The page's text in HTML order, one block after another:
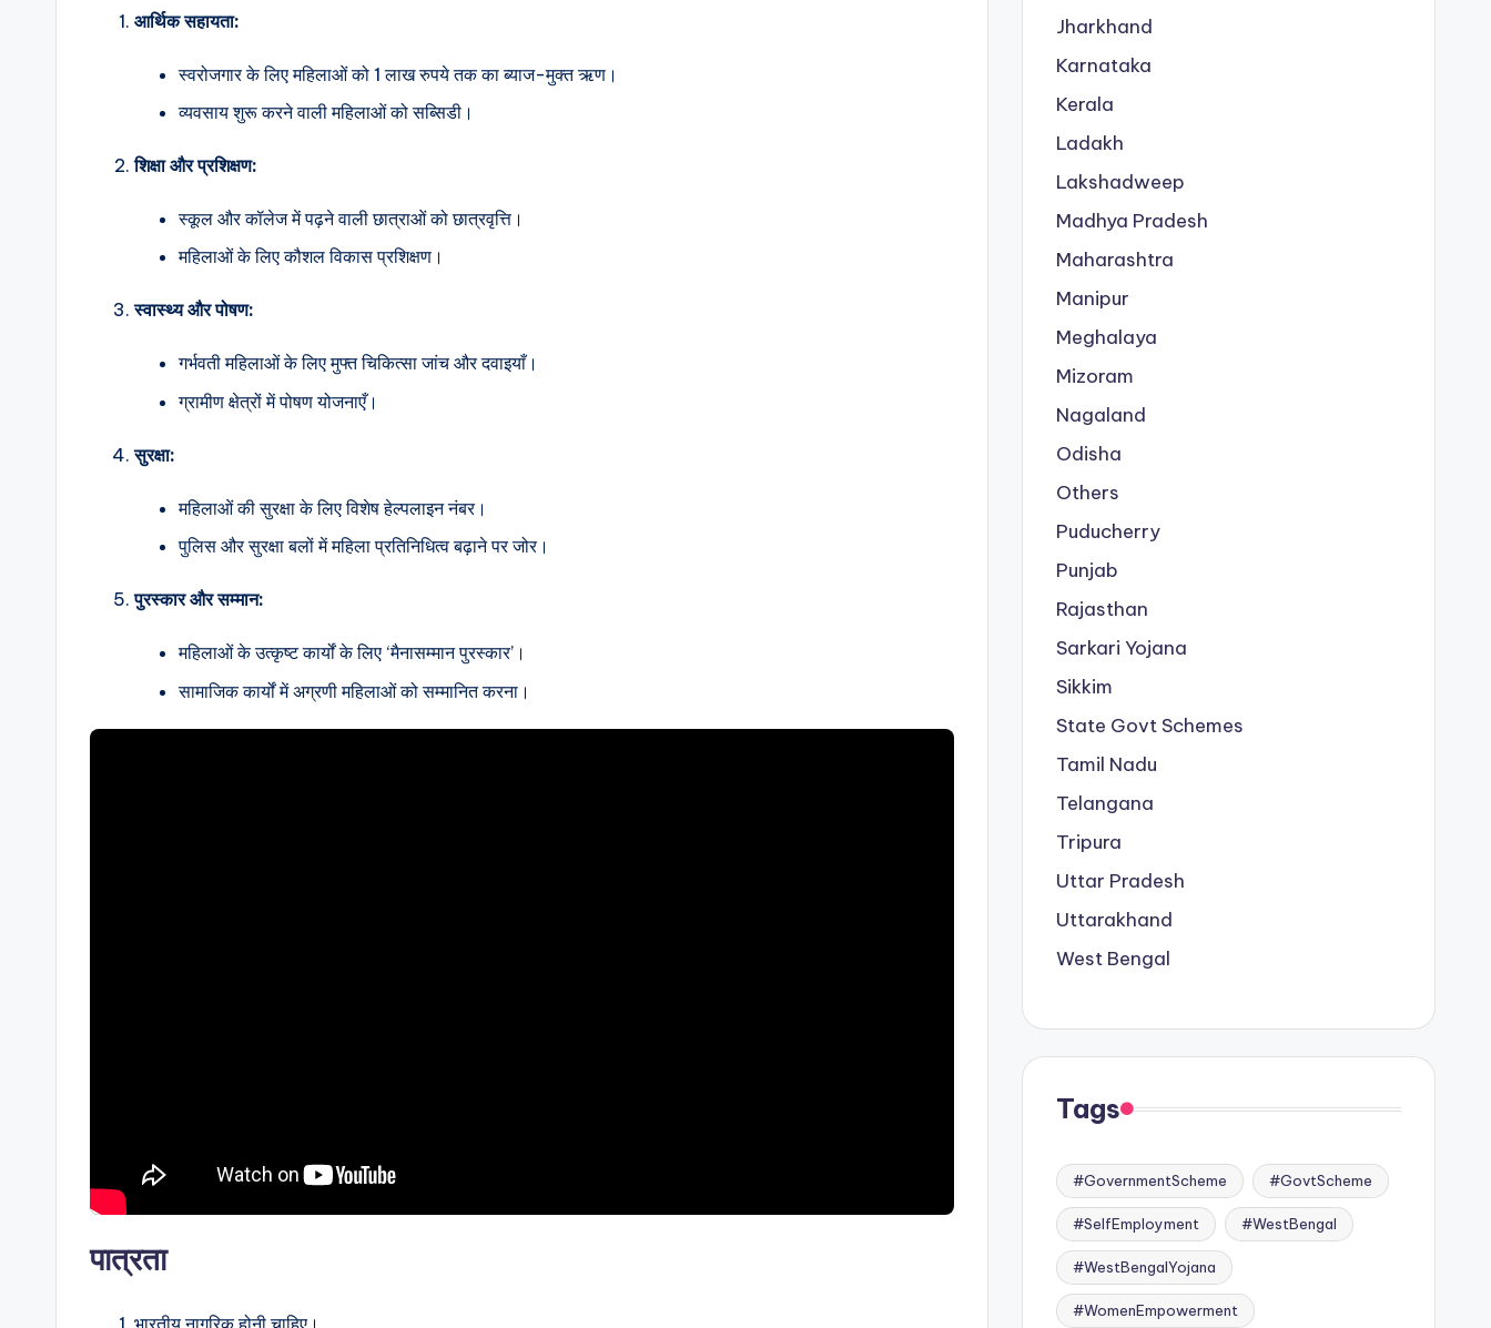
आर्थिक सहायता:
स्वरोजगार के लिए महिलाओं को 1 लाख रुपये तक का ब्याज-मुक्त ऋण।
व्यवसाय शुरू करने वाली महिलाओं को सब्सिडी।
शिक्षा और प्रशिक्षण:
स्कूल और कॉलेज में पढ़ने वाली छात्राओं को छात्रवृत्ति।
महिलाओं के लिए कौशल विकास प्रशिक्षण।
स्वास्थ्य और पोषण:
गर्भवती महिलाओं के लिए मुफ्त चिकित्सा जांच और दवाइयाँ।
ग्रामीण क्षेत्रों में पोषण योजनाएँ।
सुरक्षा:
महिलाओं की सुरक्षा के लिए विशेष हेल्पलाइन नंबर।
पुलिस और सुरक्षा बलों में महिला प्रतिनिधित्व बढ़ाने पर जोर।
पुरस्कार और सम्मान:
महिलाओं के उत्कृष्ट कार्यों के लिए ‘मैनासम्मान पुरस्कार’।
सामाजिक कार्यों में अग्रणी महिलाओं को सम्मानित करना।
पात्रता
भारतीय नागरिक होनी चाहिए।
Jharkhand
Karnataka
Kerala
Ladakh
Lakshadweep
Madhya Pradesh
Maharashtra
Manipur
Meghalaya
Mizoram
Nagaland
Odisha
Others
Puducherry
Punjab
Rajasthan
Sarkari Yojana
Sikkim
State Govt Schemes
Tamil Nadu
Telangana
Tripura
Uttar Pradesh
Uttarakhand
West Bengal
Tags
#GovernmentScheme #GovtScheme
#SelfEmployment #WestBengal
#WestBengalYojana
#WomenEmpowerment